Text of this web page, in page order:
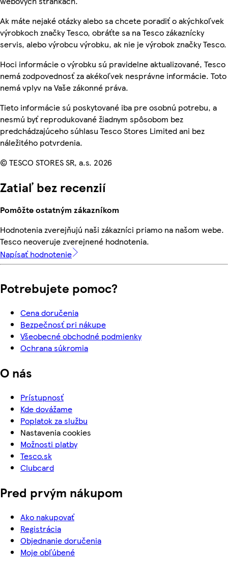
Ak máte nejaké otázky alebo sa chcete poradiť o akýchkoľvek
výrobkoch značky Tesco, obráťte sa na Tesco zákaznícky
servis, alebo výrobcu výrobku, ak nie je výrobok značky Tesco.
Hoci informácie o výrobku sú pravidelne aktualizované, Tesco
nemá zodpovednosť za akékoľvek nesprávne informácie. Toto
nemá vplyv na Vaše zákonné práva.
Tieto informácie sú poskytované iba pre osobnú potrebu, a
nesmú byť reprodukované žiadnym spôsobom bez
predchádzajúceho súhlasu Tesco Stores Limited ani bez
náležitého potvrdenia.
© TESCO STORES SR, a.s. 2026
Zatiaľ bez recenzií
Pomôžte ostatným zákazníkom
Hodnotenia zverejňujú naši zákazníci priamo na našom webe.
Tesco neoveruje zverejnené hodnotenia.
Napísať hodnotenie
Potrebujete pomoc?
Cena doručenia
Bezpečnosť pri nákupe
Všeobecné obchodné podmienky
Ochrana súkromia
O nás
Prístupnosť
Kde dovážame
Poplatok za službu
Nastavenia cookies
Možnosti platby
Tesco.sk
Clubcard
Pred prvým nákupom
Ako nakupovať
Registrácia
Objednanie doručenia
Moje obľúbené